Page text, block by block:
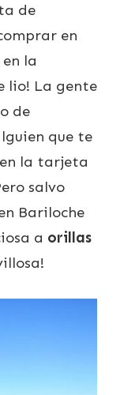
de
en
la
lio! La gente
de
que te
la tarjeta
salvo
Bariloche
a orillas